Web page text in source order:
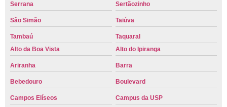
Serrana Sertãozinho
São Simão Taiúva
Tambaú
Taquaral
Alto da Boa Vista
Alto do Ipiranga
Ariranha Barra
Bebedouro Boulevard
Campos Elíseos Campus da USP